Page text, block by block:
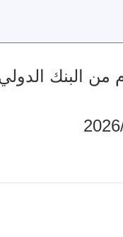
الدولي